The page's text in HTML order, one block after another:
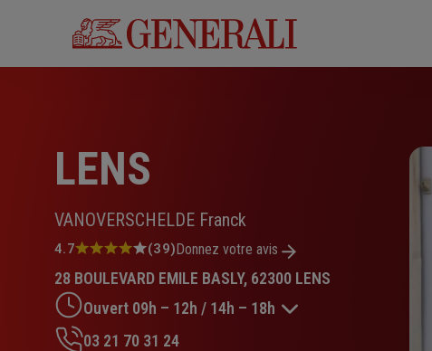
LENS
VANOVERSCHELDE Franck
Note
4.7
sur
5
étoiles
4.7 (39)Donnez votre avis
28 BOULEVARD EMILE BASLY, 62300 LENS
Ouvert 09h – 12h / 14h – 18h
03 21 70 31 24